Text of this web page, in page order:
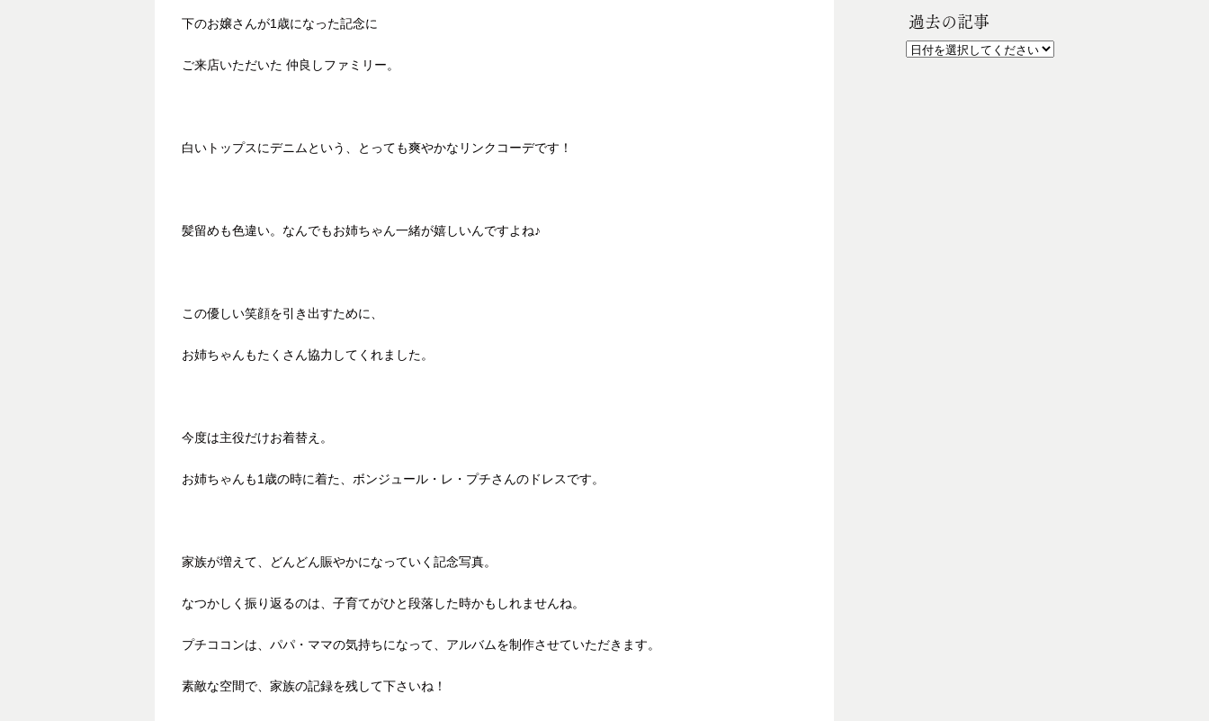
下のお嬢さんが1歳になった記念に
ご来店いただいた 仲良しファミリー。
白いトップスにデニムという、とっても爽やかなリンクコーデです！
髪留めも色違い。なんでもお姉ちゃん一緒が嬉しいんですよね♪
この優しい笑顔を引き出すために、
お姉ちゃんもたくさん協力してくれました。
今度は主役だけお着替え。
お姉ちゃんも1歳の時に着た、ボンジュール・レ・プチさんのドレスです。
家族が増えて、どんどん賑やかになっていく記念写真。
なつかしく振り返るのは、子育てがひと段落した時かもしれませんね。
プチココンは、パパ・ママの気持ちになって、アルバムを制作させていただきます。
素敵な空間で、家族の記録を残して下さいね！
過去の記事